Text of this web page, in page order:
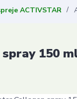
ACTIVSTAR
150